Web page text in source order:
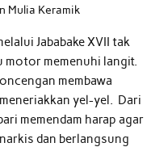
Mulia Keramik
Jababake XVII tak
motor memenuhi langit.
membawa
yel-yel. Dari
memendam harap agar
dan berlangsung